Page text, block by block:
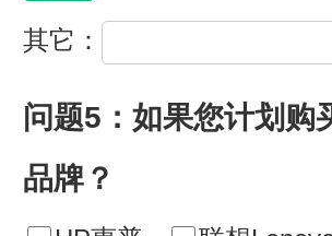
其它：
问题5：如果您计划购
品牌？